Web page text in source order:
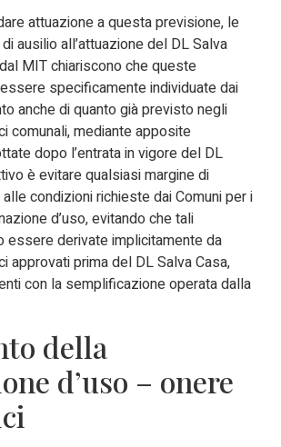
attuazione a questa previsione, le
ausilio all’attuazione del DL Salva
MIT chiariscono che queste
specificamente individuate dai
anche di quanto già previsto negli
comunali, mediante apposite
dopo l’entrata in vigore del DL
è evitare qualsiasi margine di
condizioni richieste dai Comuni per i
d’uso, evitando che tali
essere derivate implicitamente da
approvati prima del DL Salva Casa,
con la semplificazione operata dalla
della
d’uso – onere